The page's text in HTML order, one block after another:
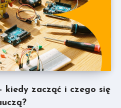
kiedy zacząć i czego się